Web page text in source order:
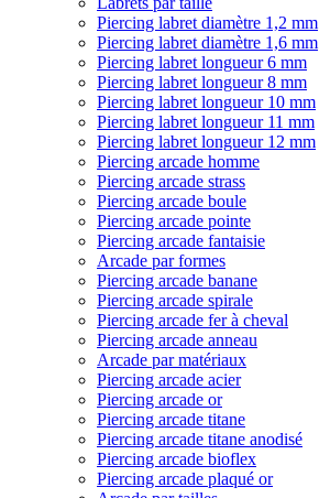
Piercing labret diamètre 1,2 mm
Piercing labret diamètre 1,6 mm
Piercing labret longueur 6 mm
Piercing labret longueur 8 mm
Piercing labret longueur 10 mm
Piercing labret longueur 11 mm
Piercing labret longueur 12 mm
Piercing arcade homme
Piercing arcade strass
Piercing arcade boule
Piercing arcade pointe
Piercing arcade fantaisie
Arcade par formes
Piercing arcade banane
Piercing arcade spirale
Piercing arcade fer à cheval
Piercing arcade anneau
Arcade par matériaux
Piercing arcade acier
Piercing arcade or
Piercing arcade titane
Piercing arcade titane anodisé
Piercing arcade bioflex
Piercing arcade plaqué or